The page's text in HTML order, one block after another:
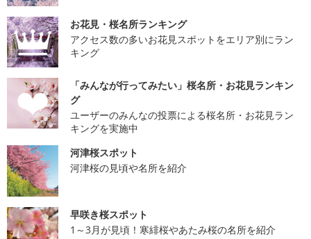
お花見・桜名所ランキング
アクセス数の多いお花見スポットをエリア別にラン
キング
「みんなが行ってみたい」桜名所・お花見ランキン
グ
ユーザーのみんなの投票による桜名所・お花見ラン
キングを実施中
河津桜スポット
河津桜の見頃や名所を紹介
早咲き桜スポット
1～3月が見頃！寒緋桜やあたみ桜の名所を紹介